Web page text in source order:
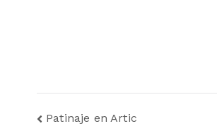
Navegación
Patinaje en Artic